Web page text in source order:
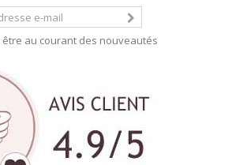
au courant des nouveautés